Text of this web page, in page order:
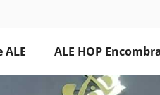
ALE ALE HOP